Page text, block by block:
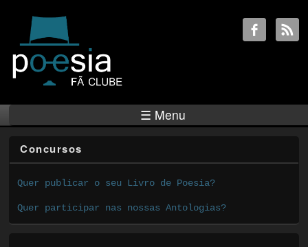
☰ Menu
Concursos
Quer publicar o seu Livro de Poesia?
Quer participar nas nossas Antologias?